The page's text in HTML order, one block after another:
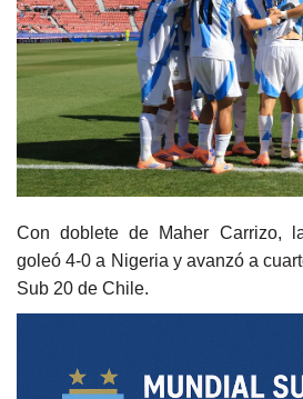
Con doblete de Maher Carrizo,
goleó 4-0 a Nigeria y avanzó a
Sub 20 de Chile.